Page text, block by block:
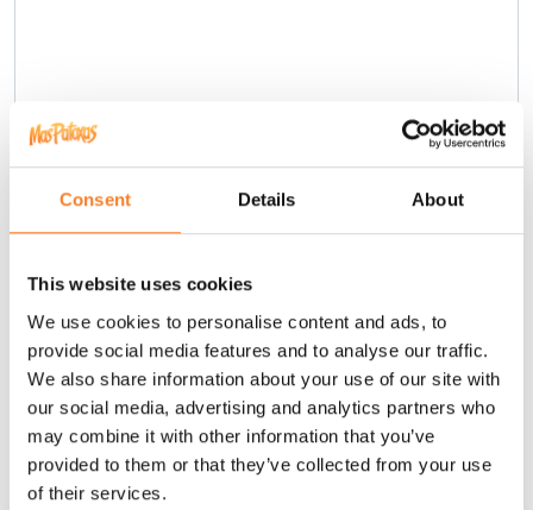
Consent Details About
This website uses cookies
We use cookies to personalise content and ads, to
provide social media features and to analyse our traffic.
We also share information about your use of our site with
our social media, advertising and analytics partners who
may combine it with other information that you’ve
provided to them or that they’ve collected from your use
of their services.
Sí, doy mi consentimiento para que mis datos sean
Política de Privacidad.